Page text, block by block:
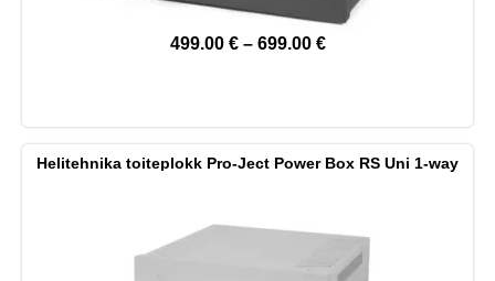
499.00 € – 699.00 €
Helitehnika toiteplokk Pro-Ject Power Box RS Uni 1-way